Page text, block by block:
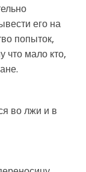
его на
попыток,
что мало кто,
во лжи и в